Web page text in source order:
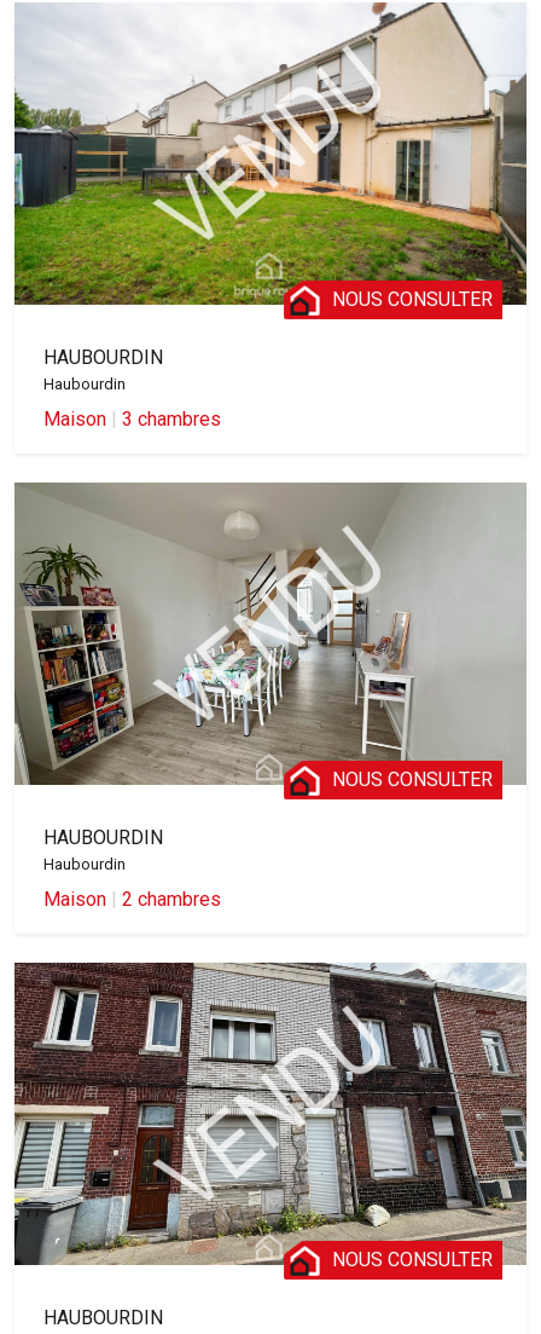
NOUS CONSULTER
HAUBOURDIN
Haubourdin
Maison | 3 chambres
NOUS CONSULTER
HAUBOURDIN
Haubourdin
Maison | 2 chambres
NOUS CONSULTER
HAUBOURDIN